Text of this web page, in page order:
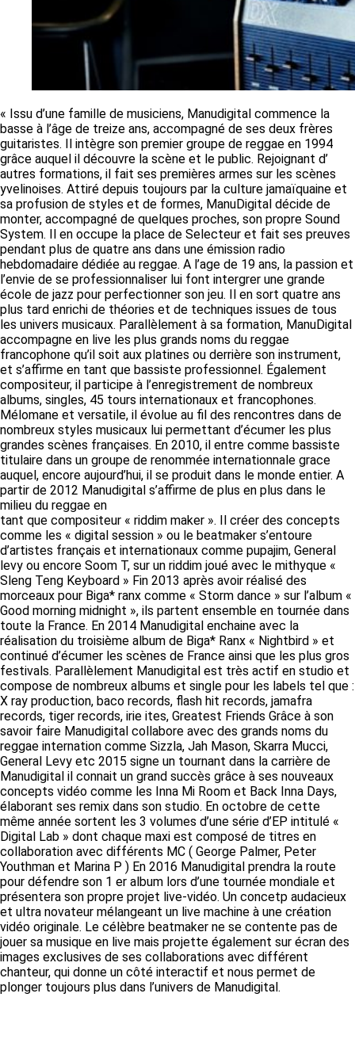
« Issu d’une famille de musiciens, Manudigital commence la
basse à l’âge de treize ans, accompagné de ses deux frères
guitaristes. Il intègre son premier groupe de reggae en 1994
grâce auquel il découvre la scène et le public. Rejoignant d’
autres formations, il fait ses premières armes sur les scènes
yvelinoises. Attiré depuis toujours par la culture jamaïquaine et
sa profusion de styles et de formes, ManuDigital décide de
monter, accompagné de quelques proches, son propre Sound
System. Il en occupe la place de Selecteur et fait ses preuves
pendant plus de quatre ans dans une émission radio
hebdomadaire dédiée au reggae. A l’age de 19 ans, la passion et
l’envie de se professionnaliser lui font intergrer une grande
école de jazz pour perfectionner son jeu. Il en sort quatre ans
plus tard enrichi de théories et de techniques issues de tous
les univers musicaux. Parallèlement à sa formation, ManuDigital
accompagne en live les plus grands noms du reggae
francophone qu’il soit aux platines ou derrière son instrument,
et s’affirme en tant que bassiste professionnel. Également
compositeur, il participe à l’enregistrement de nombreux
albums, singles, 45 tours internationaux et francophones.
Mélomane et versatile, il évolue au fil des rencontres dans de
nombreux styles musicaux lui permettant d’écumer les plus
grandes scènes françaises. En 2010, il entre comme bassiste
titulaire dans un groupe de renommée internationnale grace
auquel, encore aujourd’hui, il se produit dans le monde entier. A
partir de 2012 Manudigital s’affirme de plus en plus dans le
milieu du reggae en
tant que compositeur « riddim maker ». Il créer des concepts
comme les « digital session » ou le beatmaker s’entoure
d’artistes français et internationaux comme pupajim, General
levy ou encore Soom T, sur un riddim joué avec le mithyque «
Sleng Teng Keyboard » Fin 2013 après avoir réalisé des
morceaux pour Biga* ranx comme « Storm dance » sur l’album «
Good morning midnight », ils partent ensemble en tournée dans
toute la France. En 2014 Manudigital enchaine avec la
réalisation du troisième album de Biga* Ranx « Nightbird » et
continué d’écumer les scènes de France ainsi que les plus gros
festivals. Parallèlement Manudigital est très actif en studio et
compose de nombreux albums et single pour les labels tel que :
X ray production, baco records, flash hit records, jamafra
records, tiger records, irie ites, Greatest Friends Grâce à son
savoir faire Manudigital collabore avec des grands noms du
reggae internation comme Sizzla, Jah Mason, Skarra Mucci,
General Levy etc 2015 signe un tournant dans la carrière de
Manudigital il connait un grand succès grâce à ses nouveaux
concepts vidéo comme les Inna Mi Room et Back Inna Days,
élaborant ses remix dans son studio. En octobre de cette
même année sortent les 3 volumes d’une série d’EP intitulé «
Digital Lab » dont chaque maxi est composé de titres en
collaboration avec différents MC ( George Palmer, Peter
Youthman et Marina P ) En 2016 Manudigital prendra la route
pour défendre son 1 er album lors d’une tournée mondiale et
présentera son propre projet live-vidéo. Un concetp audacieux
et ultra novateur mélangeant un live machine à une création
vidéo originale. Le célèbre beatmaker ne se contente pas de
jouer sa musique en live mais projette également sur écran des
images exclusives de ses collaborations avec différent
chanteur, qui donne un côté interactif et nous permet de
plonger toujours plus dans l’univers de Manudigital.